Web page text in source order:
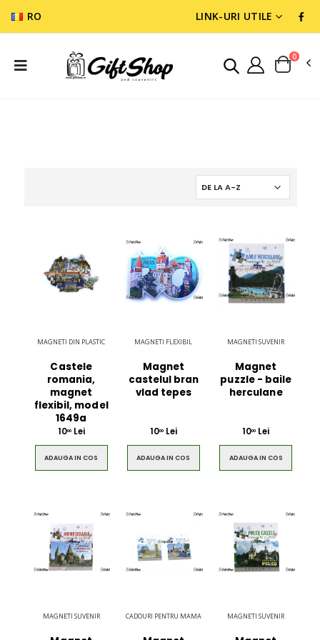
RO LINK-URI UTILE
0
MAGNETI DIN PLASTIC
Castele
romania,
magnet
flexibil, model
1649a
1000Lei
ADAUGA IN COS
MAGNETI FLEXIBIL
Magnet
castelul bran
vlad tepes
1000Lei
ADAUGA IN COS
MAGNETI SUVENIR
Magnet
puzzle - baile
herculane
1000 Lei
ADAUGA IN COS
MAGNETI SUVENIR CADOURI PENTRU MAMA MAGNETI SUVENIR
Speaker
$49.00
Casual HandBag
$49.00
Blue